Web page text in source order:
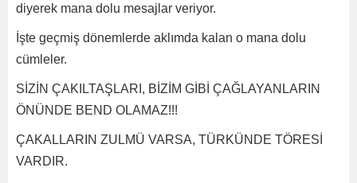
diyerek mana dolu mesajlar veriyor.
İşte geçmiş dönemlerde aklımda kalan o mana dolu
cümleler.
SİZİN ÇAKILTAŞLARI, BİZİM GİBİ ÇAĞLAYANLARIN
ÖNÜNDE BEND OLAMAZ!!!
ÇAKALLARIN ZULMÜ VARSA, TÜRKÜNDE TÖRESİ
VARDIR.